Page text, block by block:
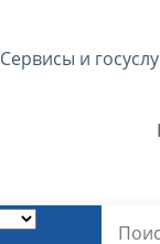
Сервисы и